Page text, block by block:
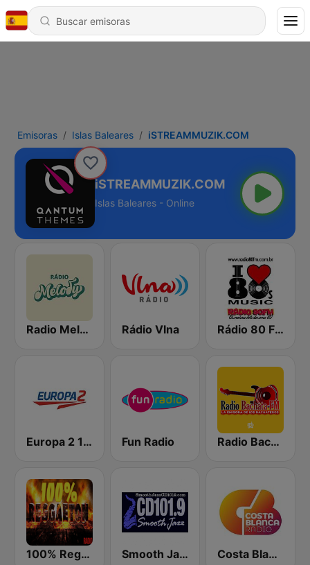
Emisoras Islas Baleares iSTREAMMUZIK.COM
iSTREAMMUZIK.COM
Islas Baleares - Online
Radio Melody Rádio Vlna Rádio 80 FM - Anos 80
Europa 2 104.8 FM Fun Radio Radio Bachata
100% Reggaeton Radio Smooth Jazz Cd101.9 New York Costa Blanca Radio